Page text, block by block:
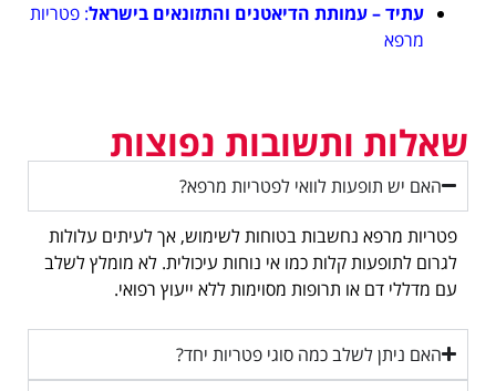
עתיד – עמותת הדיאטנים והתזונאים בישראל: פטריות
מרפא
שאלות ותשובות נפוצות
האם יש תופעות לוואי לפטריות מרפא?
פטריות מרפא נחשבות בטוחות לשימוש, אך לעיתים עלולות
לגרום לתופעות קלות כמו אי נוחות עיכולית. לא מומלץ לשלב
עם מדללי דם או תרופות מסוימות ללא ייעוץ רפואי.
האם ניתן לשלב כמה סוגי פטריות יחד?